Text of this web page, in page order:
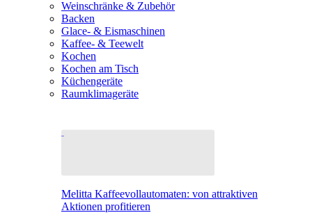
Weinschränke & Zubehör
Backen
Glace- & Eismaschinen
Kaffee- & Teewelt
Kochen
Kochen am Tisch
Küchengeräte
Raumklimageräte
Melitta Kaffeevollautomaten: von attraktiven
Aktionen profitieren